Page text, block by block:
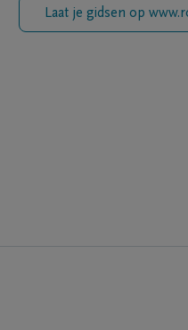
Laat je gidsen op